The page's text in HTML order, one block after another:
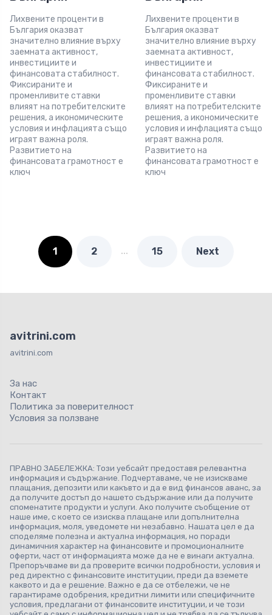
Лихвените проценти в
България оказват
значително влияние върху
заемната активност,
инвестициите и
финансовата стабилност.
Фиксираните и
променливите ставки
влияят на потребителските
решения, а икономическите
условия и инфлацията също
играят важна роля.
Развитието на
финансовата грамотност е
ключ
Лихвените проценти в
България оказват
значително влияние върху
заемната активност,
инвестициите и
финансовата стабилност.
Фиксираните и
променливите ставки
влияят на потребителските
решения, а икономическите
условия и инфлацията също
играят важна роля.
Развитието на
финансовата грамотност е
ключ
1 2 … 15 Next
avitrini.com
avitrini.com
За нас
Контакт
Политика за поверителност
Условия за ползване
ПРАВНО ЗАБЕЛЕЖКА: Този уебсайт предоставя релевантна
информация и съдържание. Подчертаваме, че не изискваме
плащания, депозити или какъвто и да е вид финансов аванс, за
да получите достъп до нашето съдържание или да получите
споменатите продукти и услуги. Ако получите съобщение от
наше име, с което се изисква плащане или допълнителна
информация, моля, уведомете ни незабавно. Нашата цел е да
споделяме полезна и актуална информация, но поради
динамичния характер на финансовите и промоционалните
оферти, част от информацията може да не е винаги актуална.
Препоръчваме ви да проверите всички подробности, условия и
ред директно с финансовите институции, преди да вземете
каквото и да е решение. Важно е да се отбележи, че не
гарантираме одобрения, кредитни лимити или специфичните
условия, предлагани от финансовите институции, и че този